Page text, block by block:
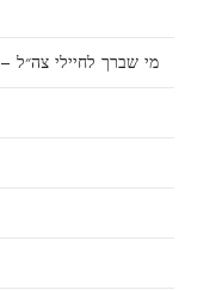
Mi Sheberach Lechayalei Tzahal – מי שברך לחיילי צה״ל